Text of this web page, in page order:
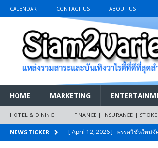
CALENDAR CONTACT US ABOUT US
HOME MARKETING
HOTEL & DINING FINANCE | INSURANCE | STOKE
NEWS TICKER [ April 12, 2026 ] พรรควิชั่นใหม่จั